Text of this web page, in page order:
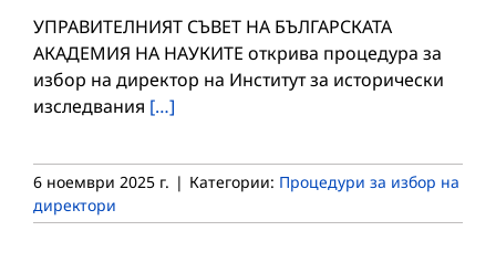
УПРАВИТЕЛНИЯТ СЪВЕТ НА БЪЛГАРСКАТА
АКАДЕМИЯ НА НАУКИТЕ открива процедура за
избор на директор на Институт за исторически
изследвания […]
6 ноември 2025 г. | Категории: Процедури за избор на
директори